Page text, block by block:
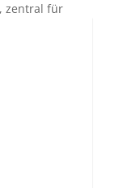
zentral für